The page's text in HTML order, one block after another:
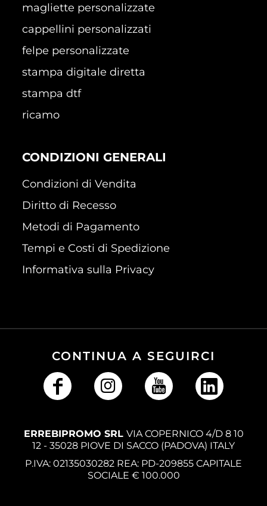
magliette personalizzate
cappellini personalizzati
felpe personalizzate
stampa digitale diretta
stampa dtf
ricamo
CONDIZIONI GENERALI
Condizioni di Vendita
Diritto di Recesso
Metodi di Pagamento
Tempi e Costi di Spedizione
Informativa sulla Privacy
CONTINUA A SEGUIRCI
ERREBIPROMO SRL VIA COPERNICO 4/D 8 10
12 - 35028 PIOVE DI SACCO (PADOVA) ITALY
P.IVA: 02135030282 REA: PD-209855 CAPITALE
SOCIALE € 100.000